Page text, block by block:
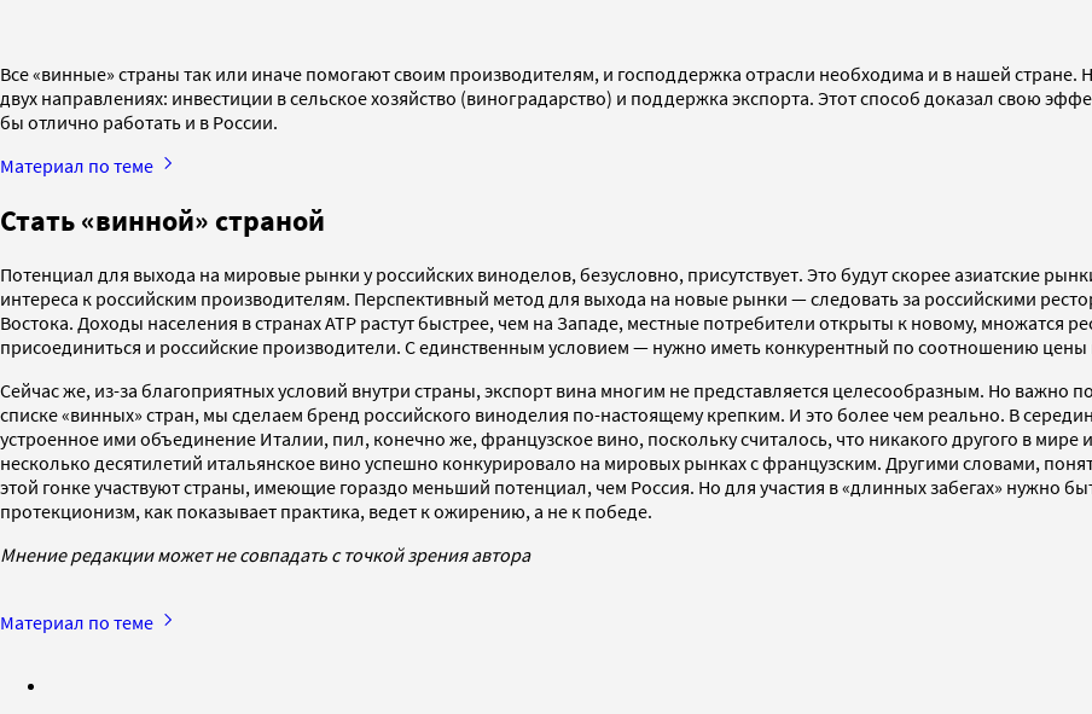
Все «винные» страны так или иначе помогают своим производителям, и господдержка отрасли необходима и в нашей
двух направлениях: инвестиции в сельское хозяйство (виноградарство) и поддержка экспорта. Этот способ доказал свою
бы отлично работать и в России.
Материал по теме
Стать «винной» страной
Потенциал для выхода на мировые рынки у российских виноделов, безусловно, присутствует. Это будут скорее азиатские
интереса к российским производителям. Перспективный метод для выхода на новые рынки — следовать за российскими
Востока. Доходы населения в странах АТР растут быстрее, чем на Западе, местные потребители открыты к новому, множатся
присоединиться и российские производители. С единственным условием — нужно иметь конкурентный по соотношению цены
Сейчас же, из-за благоприятных условий внутри страны, экспорт вина многим не представляется целесообразным. Но важно
списке «винных» стран, мы сделаем бренд российского виноделия по-настоящему крепким. И это более чем реально. В
устроенное ими объединение Италии, пил, конечно же, французское вино, поскольку считалось, что никакого другого в мире
несколько десятилетий итальянское вино успешно конкурировало на мировых рынках с французским. Другими словами,
этой гонке участвуют страны, имеющие гораздо меньший потенциал, чем Россия. Но для участия в «длинных забегах» нужно
протекционизм, как показывает практика, ведет к ожирению, а не к победе.
Мнение редакции может не совпадать с точкой зрения автора
Материал по теме